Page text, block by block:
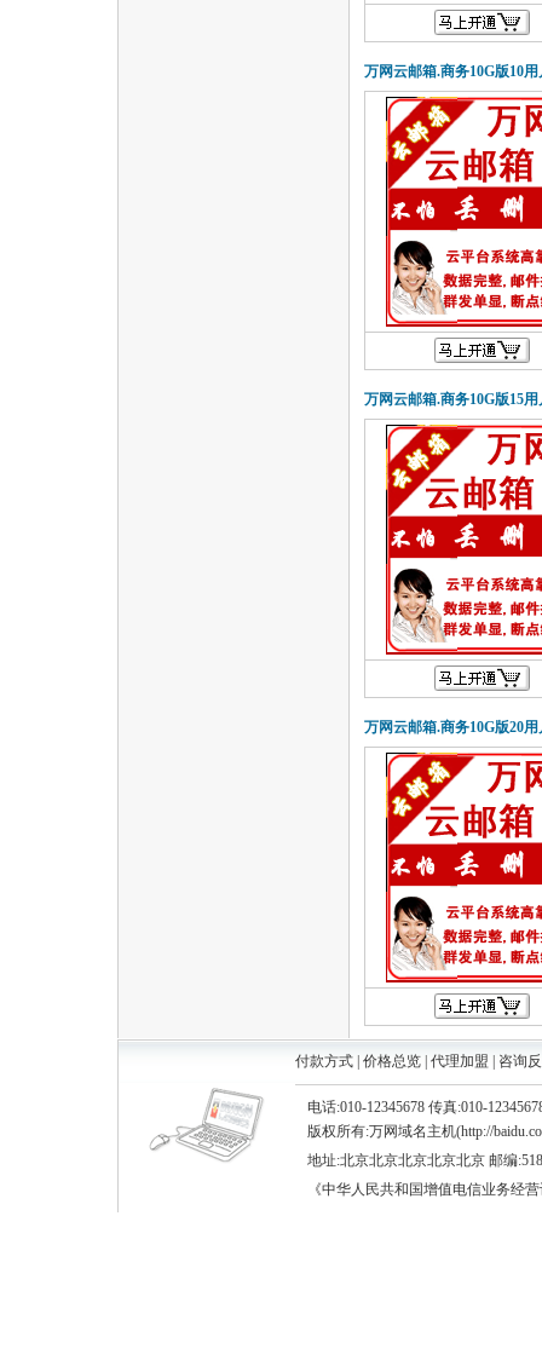
万网云邮箱.商务10G版10用
万网云邮箱.商务10G版15用
万网云邮箱.商务10G版20用
付款方式 价格总览 代理加盟 咨询
电话:010-12345678 传真:010-
版权所有:万网域名主机(http://
地址:北京北京北京北京北京 邮编
《中华人民共和国增值电信业务经